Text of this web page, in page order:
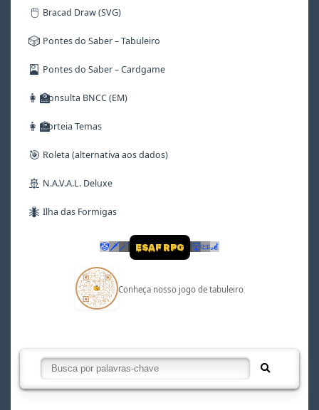
🖱️ Bracad Draw (SVG)
🎲 Pontes do Saber – Tabuleiro
🎴 Pontes do Saber – Cardgame
👩‍🏫Consulta BNCC (EM)
👩‍🏫Sorteia Temas
🎯 Roleta (alternativa aos dados)
🚢 N.A.V.A.L. Deluxe
🐜 Ilha das Formigas
🤡 🗡🪄 ESAF RPG 👹📜🦼
Conheça nosso jogo de tabuleiro